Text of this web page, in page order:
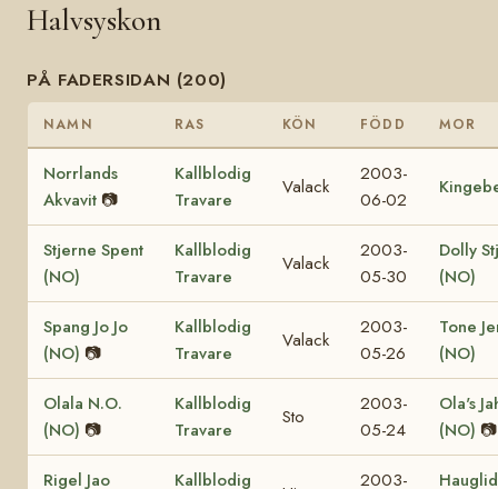
Halvsyskon
PÅ FADERSIDAN (200)
NAMN RAS KÖN FÖDD MOR
Norrlands
Akvavit 📷
Kallblodig
Travare
Valack
2003-
06-02
Stjerne Spent
(NO)
Kallblodig
Travare
Valack
2003-
05-30
Dolly
(NO)
Spang Jo Jo
(NO) 📷
Kallblodig
Travare
Valack
2003-
05-26
Tone
(NO)
Olala N.O.
(NO) 📷
Kallblodig
Travare
Sto
2003-
05-24
Ola's
(NO) 📷
Rigel Jao Kallblodig 2003-